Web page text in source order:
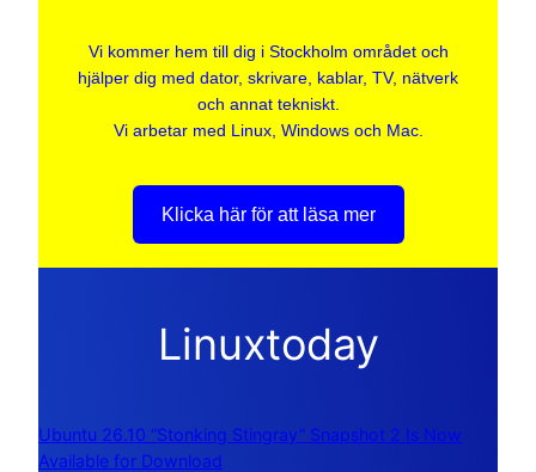
Vi kommer hem till dig i Stockholm området och
hjälper dig med dator, skrivare, kablar, TV, nätverk
och annat tekniskt.
Vi arbetar med Linux, Windows och Mac.
Klicka här för att läsa mer
Linuxtoday
Ubuntu 26.10 “Stonking Stingray” Snapshot 2 Is Now
Available for Download